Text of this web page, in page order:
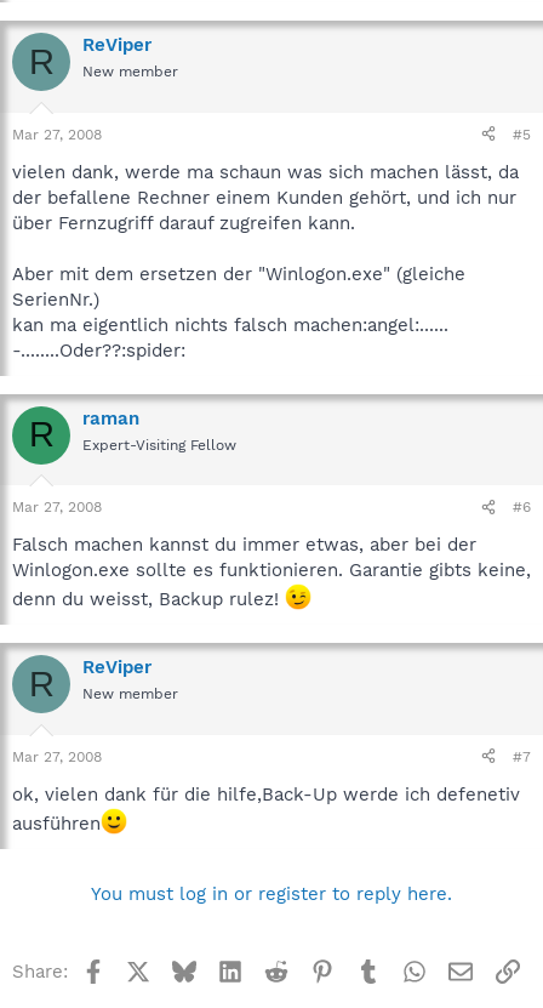
R ReViper
New member
Mar 27, 2008 #5
vielen dank, werde ma schaun was sich machen lässt, da
der befallene Rechner einem Kunden gehört, und ich nur
über Fernzugriff darauf zugreifen kann.
Aber mit dem ersetzen der "Winlogon.exe" (gleiche
SerienNr.)
kan ma eigentlich nichts falsch machen:angel:......
-........Oder??:spider:
R raman
Expert-Visiting Fellow
Mar 27, 2008 #6
Falsch machen kannst du immer etwas, aber bei der
Winlogon.exe sollte es funktionieren. Garantie gibts keine,
denn du weisst, Backup rulez!
R ReViper
New member
Mar 27, 2008 #7
ok, vielen dank für die hilfe,Back-Up werde ich defenetiv
ausführen
You must log in or register to reply here.
Share: Facebook BlueskyLinkedInReddit Pinterest
TumblrWhatsApp
Email